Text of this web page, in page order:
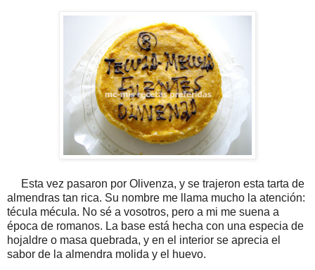
Esta vez pasaron por Olivenza, y se trajeron esta tarta de
almendras tan rica. Su nombre me llama mucho la atención:
técula mécula. No sé a vosotros, pero a mi me suena a
época de romanos. La base está hecha con una especia de
hojaldre o masa quebrada, y en el interior se aprecia el
sabor de la almendra molida y el huevo.